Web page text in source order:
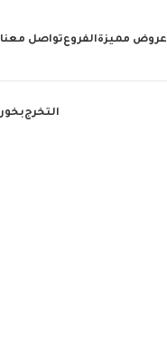
عروض مميزةالفروعتواصل معنا
التخرجبخور